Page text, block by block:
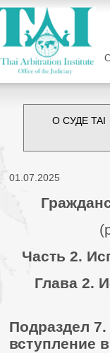
О СУДЕ TAI
01.07.2025
Часть 2.
Глава 2.
Подраздел
вступление